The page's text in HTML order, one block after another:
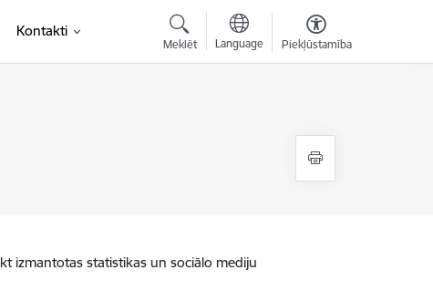
Kontakti
Meklēt Language Piekļūstamība
izmantotas statistikas un sociālo mediju